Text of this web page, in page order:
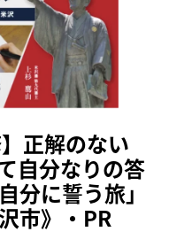
正解のない
自分なりの答
分に誓う旅」
市》・PR